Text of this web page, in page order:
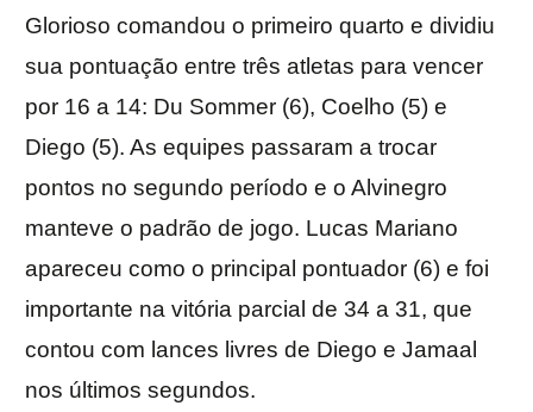
Glorioso comandou o primeiro quarto e dividiu
sua pontuação entre três atletas para vencer
por 16 a 14: Du Sommer (6), Coelho (5) e
Diego (5). As equipes passaram a trocar
pontos no segundo período e o Alvinegro
manteve o padrão de jogo. Lucas Mariano
apareceu como o principal pontuador (6) e foi
importante na vitória parcial de 34 a 31, que
contou com lances livres de Diego e Jamaal
nos últimos segundos.